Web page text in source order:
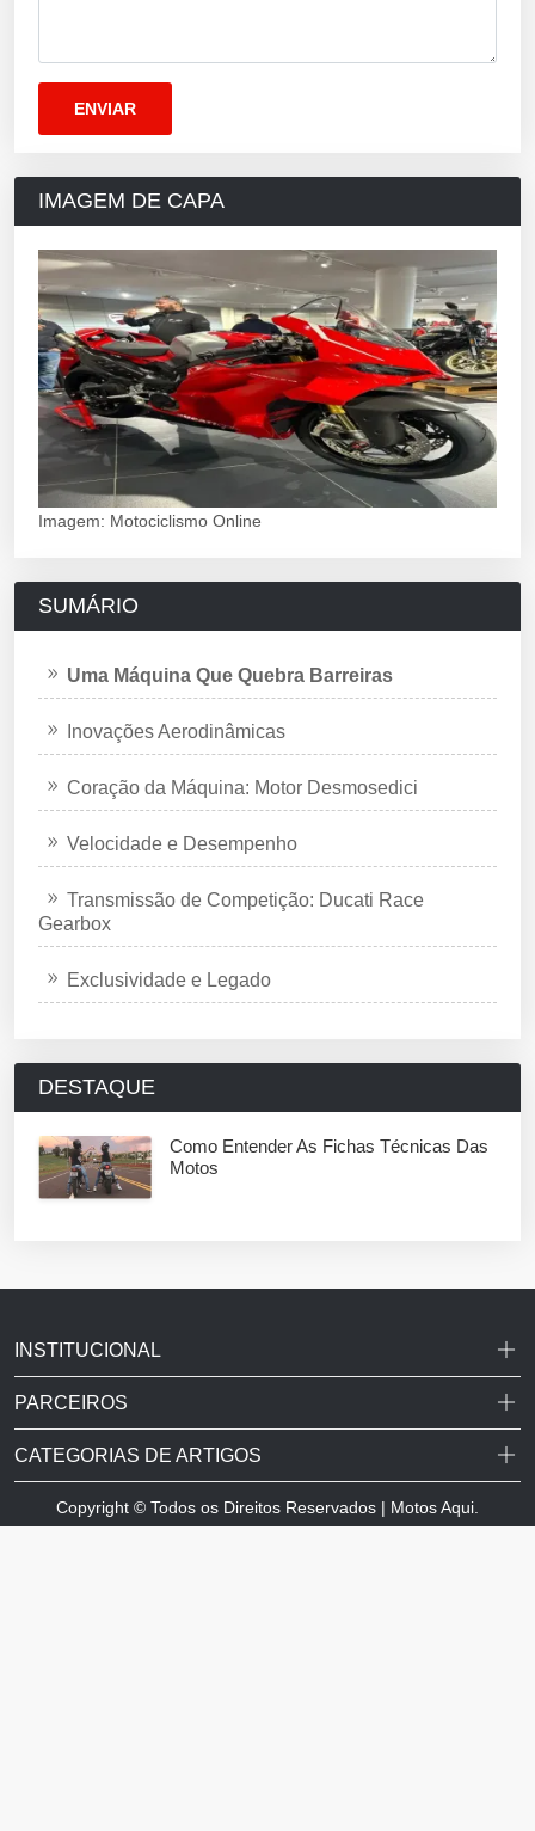
IMAGEM DE CAPA
Imagem: Motociclismo Online
SUMÁRIO
Uma Máquina Que Quebra Barreiras
Inovações Aerodinâmicas
Coração da Máquina: Motor Desmosedici
Velocidade e Desempenho
Transmissão de Competição: Ducati Race
Gearbox
Exclusividade e Legado
DESTAQUE
Como Entender As Fichas Técnicas Das
Motos
INSTITUCIONAL
PARCEIROS
CATEGORIAS DE ARTIGOS
Copyright © Todos os Direitos Reservados | Motos Aqui.